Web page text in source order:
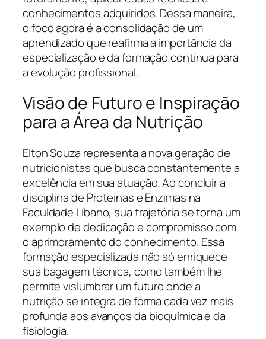
conhecimentos adquiridos. Dessa maneira,
o foco agora é a consolidação de um
aprendizado que reafirma a importância da
especialização e da formação contínua para
a evolução profissional.
Visão de Futuro e Inspiração
para a Área da Nutrição
Elton Souza representa a nova geração de
nutricionistas que busca constantemente a
excelência em sua atuação. Ao concluir a
disciplina de Proteínas e Enzimas na
Faculdade Líbano, sua trajetória se torna um
exemplo de dedicação e compromisso com
o aprimoramento do conhecimento. Essa
formação especializada não só enriquece
sua bagagem técnica, como também lhe
permite vislumbrar um futuro onde a
nutrição se integra de forma cada vez mais
profunda aos avanços da bioquímica e da
fisiologia.